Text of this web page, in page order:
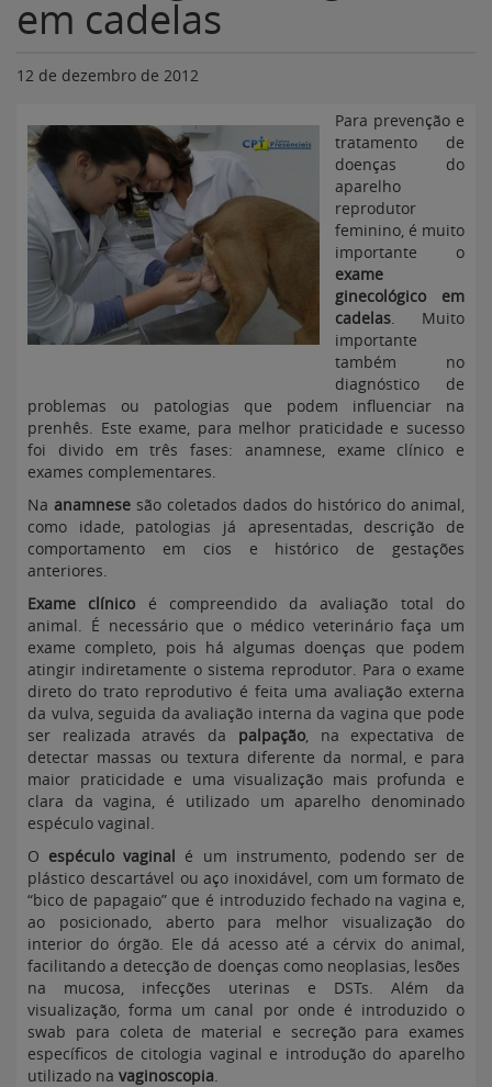
em cadelas
12 de dezembro de 2012
Para prevenção e
tratamento de
doenças do
aparelho
reprodutor
feminino, é muito
importante o
exame
ginecológico em
cadelas. Muito
importante
também no
diagnóstico de
problemas ou patologias que podem influenciar na
prenhês. Este exame, para melhor praticidade e sucesso
foi divido em três fases: anamnese, exame clínico e
exames complementares.
Na anamnese são coletados dados do histórico do animal,
como idade, patologias já apresentadas, descrição de
comportamento em cios e histórico de gestações
anteriores.
Exame clínico é compreendido da avaliação total do
animal. É necessário que o médico veterinário faça um
exame completo, pois há algumas doenças que podem
atingir indiretamente o sistema reprodutor. Para o exame
direto do trato reprodutivo é feita uma avaliação externa
da vulva, seguida da avaliação interna da vagina que pode
ser realizada através da palpação, na expectativa de
detectar massas ou textura diferente da normal, e para
maior praticidade e uma visualização mais profunda e
clara da vagina, é utilizado um aparelho denominado
espéculo vaginal.
O espéculo vaginal é um instrumento, podendo ser de
plástico descartável ou aço inoxidável, com um formato de
“bico de papagaio” que é introduzido fechado na vagina e,
ao posicionado, aberto para melhor visualização do
interior do órgão. Ele dá acesso até a cérvix do animal,
facilitando a detecção de doenças como neoplasias, lesões
na mucosa, infecções uterinas e DSTs. Além da
visualização, forma um canal por onde é introduzido o
swab para coleta de material e secreção para exames
específicos de citologia vaginal e introdução do aparelho
utilizado na vaginoscopia.